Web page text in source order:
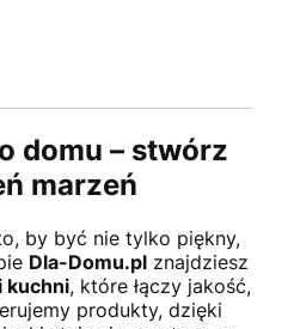
domu – stwórz
marzeń
by być nie tylko piękny,
Dla-Domu.plznajdziesz
kuchni, które łączy jakość,
produkty, dzięki